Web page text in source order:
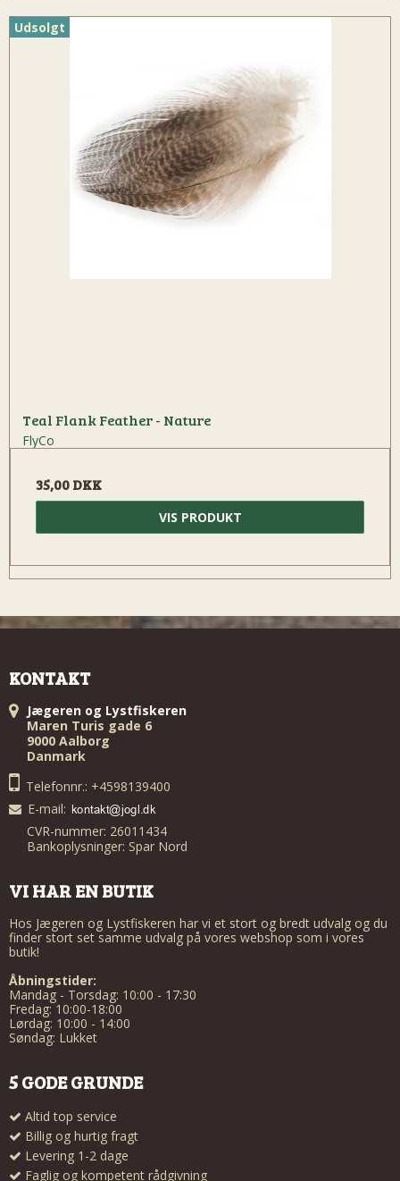
Udsolgt
Teal Flank Feather - Nature
FlyCo
35,00 DKK
VIS PRODUKT
KONTAKT
Jægeren og Lystfiskeren
Maren Turis gade 6
9000 Aalborg
Danmark
Telefonnr.: +4598139400
E-mail:
CVR-nummer: 26011434
Bankoplysninger: Spar Nord
VI HAR EN BUTIK
Hos Jægeren og Lystfiskeren har vi et stort og bredt udvalg og du
finder stort set samme udvalg på vores webshop som i vores
butik!
Åbningstider:
Mandag - Torsdag: 10:00 - 17:30
Fredag: 10:00-18:00
Lørdag: 10:00 - 14:00
Søndag: Lukket
5 GODE GRUNDE
Altid top service
Billig og hurtig fragt
Levering 1-2 dage
Faglig og kompetent rådgivning